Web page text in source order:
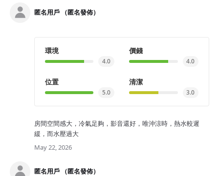
匿名用戶 （匿名發佈）
環境
4.0
價錢
4.0
位置
5.0
清潔
3.0
房間空間感大，冷氣足夠，影音還好，唯沖涼時，熱水較遲
緩，而水壓過大
May 22, 2026
匿名用戶 （匿名發佈）